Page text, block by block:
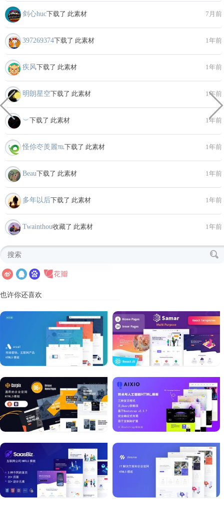
剑心huc下载了 此素材 7月前
397269374下载了 此素材 1年前
疾风下载了 此素材 1年前
明朗星空下载了 此素材 1年前
︶下载了 此素材 1年前
怪伱冭羙麗℡ 下载了 此素材 1年前
Beau下载了 此素材 1年前
多年以后下载了 此素材 1年前
Twainthou收藏了 此素材 1年前
也许你还喜欢